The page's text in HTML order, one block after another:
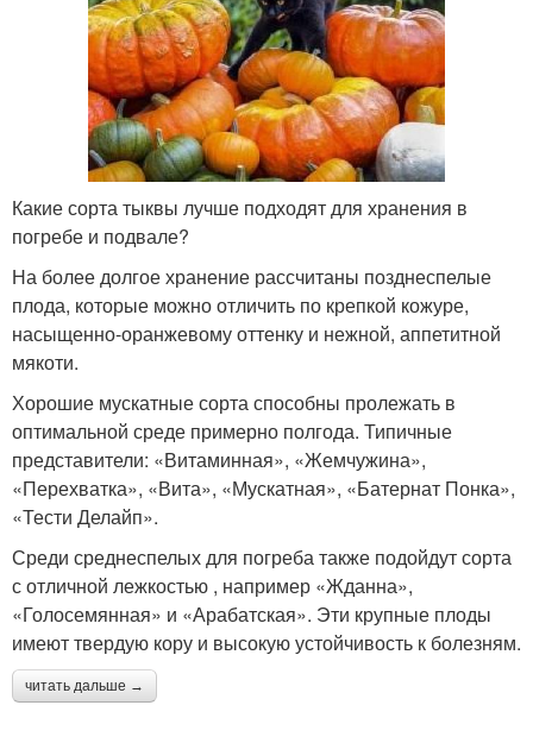
Какие сорта тыквы лучше подходят для хранения в
погребе и подвале?
На более долгое хранение рассчитаны позднеспелые
плода, которые можно отличить по крепкой кожуре,
насыщенно-оранжевому оттенку и нежной, аппетитной
мякоти.
Хорошие мускатные сорта способны пролежать в
оптимальной среде примерно полгода. Типичные
представители: «Витаминная», «Жемчужина»,
«Перехватка», «Вита», «Мускатная», «Батернат Понка»,
«Тести Делайп».
Среди среднеспелых для погреба также подойдут сорта
с отличной лежкостью , например «Жданна»,
«Голосемянная» и «Арабатская». Эти крупные плоды
имеют твердую кору и высокую устойчивость к болезням.
читать дальше →